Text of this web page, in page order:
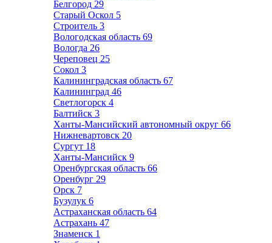
Белгород 29
Старый Оскол 5
Строитель 3
Вологодская область 69
Вологда 26
Череповец 25
Сокол 3
Калининградская область 67
Калининград 46
Светлогорск 4
Балтийск 3
Ханты-Мансийский автономный округ 66
Нижневартовск 20
Сургут 18
Ханты-Мансийск 9
Оренбургская область 66
Оренбург 29
Орск 7
Бузулук 6
Астраханская область 64
Астрахань 47
Знаменск 1